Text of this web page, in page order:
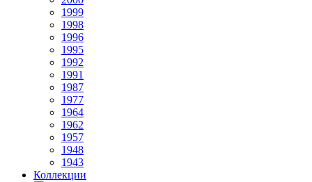
1999
1998
1996
1995
1992
1991
1987
1977
1964
1962
1957
1948
1943
Коллекции